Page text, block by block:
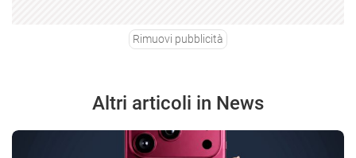
Rimuovi pubblicità
Altri articoli in News